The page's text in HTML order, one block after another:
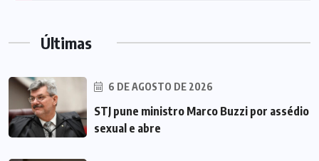
Últimas
6 DE AGOSTO DE 2026
STJ pune ministro Marco Buzzi por assédio
sexual e abre